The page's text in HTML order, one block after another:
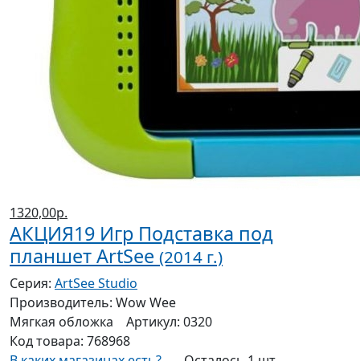
1320,00р.
АКЦИЯ19 Игр Подставка под
планшет ArtSee (2014 г.)
Серия: ArtSee Studio
Производитель: Wow Wee
Мягкая обложка Артикул: 0320
Код товара: 768968